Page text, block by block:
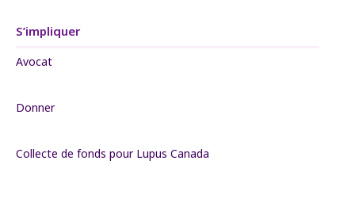
S’impliquer
Avocat
Donner
Collecte de fonds pour Lupus Canada